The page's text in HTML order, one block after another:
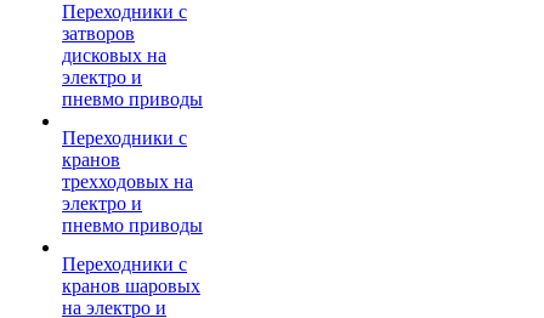
Переходники с
затворов
дисковых на
электро и
пневмо приводы
Переходники с
кранов
трехходовых на
электро и
пневмо приводы
Переходники с
кранов шаровых
на электро и